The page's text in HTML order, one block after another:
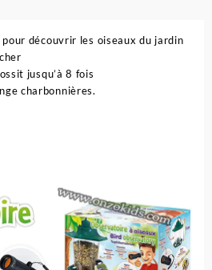
découvrir les oiseaux du jardin
jusqu’à 8 fois
charbonnières.